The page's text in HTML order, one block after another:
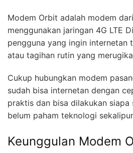
Modem Orbit adalah modem
menggunakan jaringan 4G LTE
pengguna yang ingin internetan
atau tagihan rutin yang
Cukup hubungkan modem
sudah bisa internetan dengan
praktis dan bisa dilakukan siapa
belum paham teknologi
Keunggulan Modem